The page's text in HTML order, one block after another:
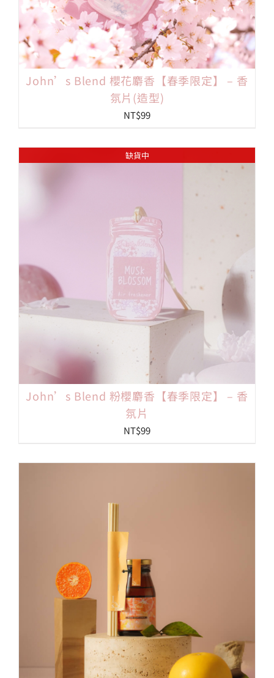
John’s Blend 櫻花麝香【春季限定】 – 香
氛片(造型)
NT$99
缺貨中
John’s Blend 粉櫻麝香【春季限定】 – 香
氛片
NT$99